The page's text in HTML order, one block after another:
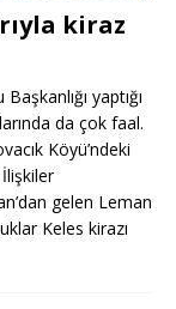
kiraz
yaptığı
da çok faal.
Köyü’ndeki
gelen Leman
Keles kirazı